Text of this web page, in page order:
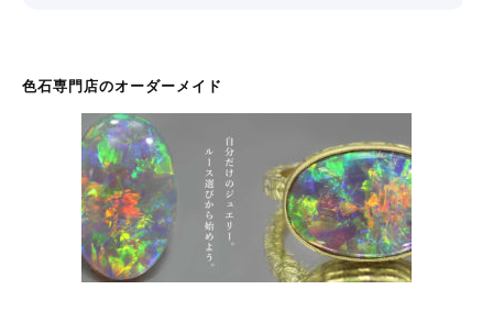
色石専門店のオーダーメイド